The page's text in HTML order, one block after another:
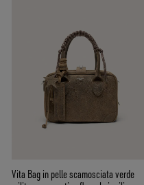
Vita Bag in pelle scamosciata verde